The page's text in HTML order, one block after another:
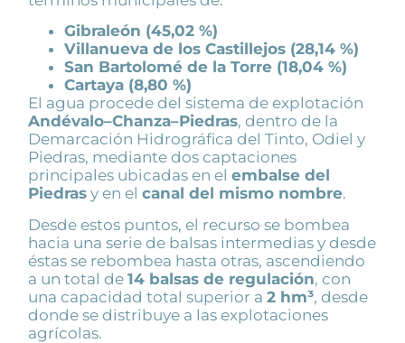
Gibraleón (45,02 %)
Villanueva de los Castillejos (28,14 %)
San Bartolomé de la Torre (18,04 %)
Cartaya (8,80 %)
El agua procede del sistema de explotación
Andévalo–Chanza–Piedras, dentro de la
Demarcación Hidrográfica del Tinto, Odiel y
Piedras, mediante dos captaciones
principales ubicadas en elembalse del
Piedras y en elcanal del mismo nombre.
Desde estos puntos, el recurso se bombea
hacia una serie de balsas intermedias y desde
éstas se rebombea hasta otras, ascendiendo
a un total de14 balsas de regulación, con
una capacidad total superior a2 hm³, desde
donde se distribuye a las explotaciones
agrícolas.